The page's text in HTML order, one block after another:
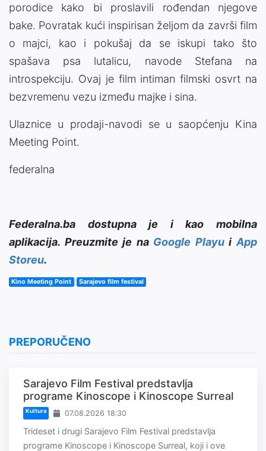
porodice kako bi proslavili rođendan njegove
bake. Povratak kući inspirisan željom da završi film
o majci, kao i pokušaj da se iskupi tako što
spašava psa lutalicu, navode Stefana na
introspekciju. Ovaj je film intiman filmski osvrt na
bezvremenu vezu između majke i sina.
Ulaznice u prodaji-navodi se u saopćenju Kina
Meeting Point.
federalna
Federalna.ba dostupna je i kao mobilna
aplikacija. Preuzmite je na Google PlayuiApp
Storeu.
Kino Meeting Point Sarajevo film festival
PREPORUČENO
Sarajevo Film Festival predstavlja
programe Kinoscope i Kinoscope Surreal
Kultura 07.08.2026 18:30
Trideset i drugi Sarajevo Film Festival predstavlja
programe Kinoscope i Kinoscope Surreal, koji i ove